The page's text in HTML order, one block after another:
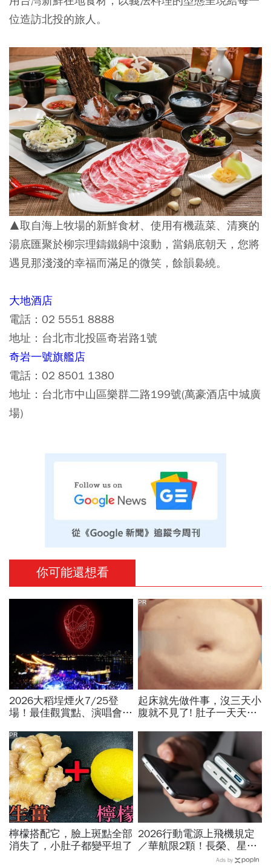
位造訪北投的旅人。
▲取自海上牧場的新鮮食材、使用有機蔬菜、清爽的
湯底匯聚於柳宗理鑄鐵鍋中滾動，當鍋底朝天，您將
遇見那淺淺的幸福而滿足的微笑，餘韻裊繞。
大地酒店
電話：02 5551 8888
地址：台北市北投區奇岩路1號
奇岩一號旗艦店
電話：02 8501 1380
地址：台北市中山區樂群二路199號(萬豪酒店中城廣
場)
你可能還想看
2026大稻埕煙火7/25登
場！最佳觀賞點、演唱會卡
時間、蜘蛛人無人機燈光秀
場次
起床就先做件事，沒三天小
腹就不見了! 肚子一天天變
PR
檸檬搭配它，臉上斑點全部
消失了，小肚子都變平坦了
PR
2026行動電源上飛機規定
／華航限2顆！長榮、星
宇、虎航…行動電源飛機能
Ads by